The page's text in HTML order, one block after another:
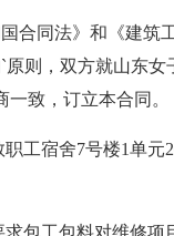
合同法》和《建筑
则，双方就山东女
致，订立本合同。
工宿舍7号楼1单元
包工包料对维修项